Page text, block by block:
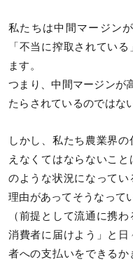
私たちは中間マージン
「不当に搾取されてい
ます。
つまり、中間マージンが
たらされているのではな
しかし、私たち農業界
えなくてはならないこ
のような状況になって
理由があってそうなって
（前提として流通に携
消費者に届けよう」と
者への支払いをできる